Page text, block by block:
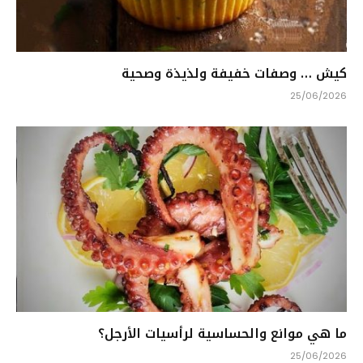
كيش … وصفات خفيفة ولذيذة وصحية
25/06/2026
ما هي موانع والحساسية لرأسيات الأرجل؟
25/06/2026